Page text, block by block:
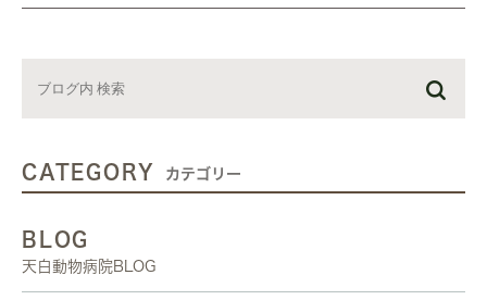
CATEGORY カテゴリー
BLOG
天白動物病院BLOG